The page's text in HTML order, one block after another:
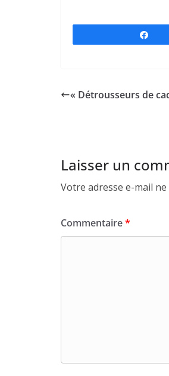
« Détrousseurs de
Laisser un
Votre adresse e-mail
Commentaire*